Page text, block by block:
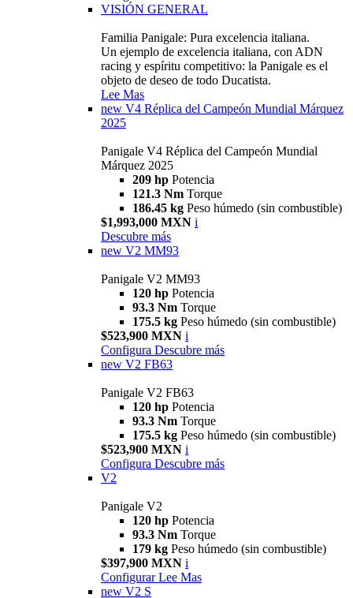
VISIÓN GENERAL
Familia Panigale: Pura excelencia italiana.
Un ejemplo de excelencia italiana, con ADN
racing y espíritu competitivo: la Panigale es el
objeto de deseo de todo Ducatista.
Lee Mas
new V4 Réplica del Campeón Mundial Márquez
2025
Panigale V4 Réplica del Campeón Mundial
Márquez 2025
209 hp Potencia
121.3 Nm Torque
186.45 kg Peso húmedo (sin combustible)
$1,993,000 MXN i
Descubre más
new V2 MM93
Panigale V2 MM93
120 hp Potencia
93.3 Nm Torque
175.5 kg Peso húmedo (sin combustible)
$523,900 MXN i
Configura Descubre más
new V2 FB63
Panigale V2 FB63
120 hp Potencia
93.3 Nm Torque
175.5 kg Peso húmedo (sin combustible)
$523,900 MXN i
Configura Descubre más
V2
Panigale V2
120 hp Potencia
93.3 Nm Torque
179 kg Peso húmedo (sin combustible)
$397,900 MXN i
Configurar Lee Mas
new V2 S